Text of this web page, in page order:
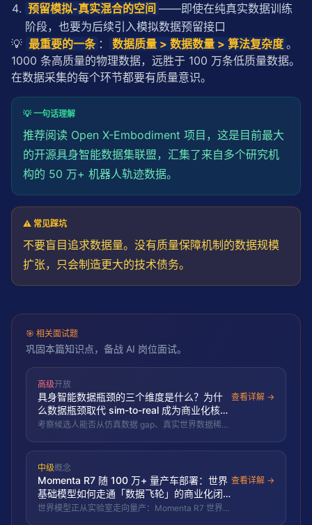
预留模拟-真实混合的空间 ——即使在纯真实数据训练
阶段，也要为后续引入模拟数据预留接口
💡 最重要的一条 ： 数据质量 > 数据数量 > 算法复杂度 。
1000 条高质量的物理数据，远胜于 100 万条低质量数据。
在数据采集的每个环节都要有质量意识。
💡 一句话理解
推荐阅读 Open X-Embodiment 项目，这是目前最大
的开源具身智能数据集联盟，汇集了来自多个研究机
构的 50 万+ 机器人轨迹数据。
⚠️ 常见踩坑
不要盲目追求数据量。没有质量保障机制的数据规模
扩张，只会制造更大的技术债务。
🎯 相关面试题
巩固本篇知识点，备战 AI 岗位面试。
高级开放
具身智能数据瓶颈的三个维度是什么？为什
么数据瓶颈取代 sim-to-real 成为商业化核心
约束？
考察候选人能否从仿真数据 gap、真实世界数据稀
查看详解 →
中级概念
Momenta R7 随 100 万+ 量产车部署：世界
基础模型如何走通「数据飞轮」的商业化闭
环？
世界模型正从实验室走向量产：Momenta R7 世界基
查看详解 →